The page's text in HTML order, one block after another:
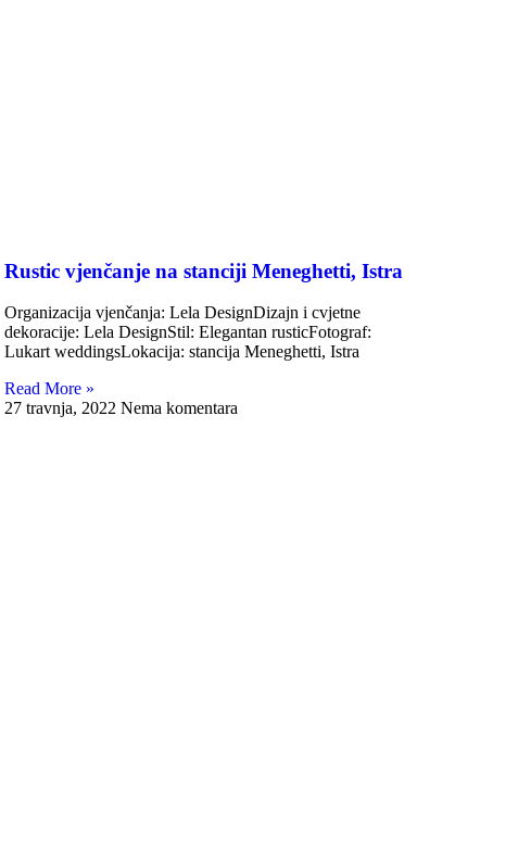
Rustic vjenčanje na stanciji Meneghetti, Istra
Organizacija vjenčanja: Lela DesignDizajn i cvjetne
dekoracije: Lela DesignStil: Elegantan rusticFotograf:
Lukart weddingsLokacija: stancija Meneghetti, Istra
Read More »
27 travnja, 2022 Nema komentara